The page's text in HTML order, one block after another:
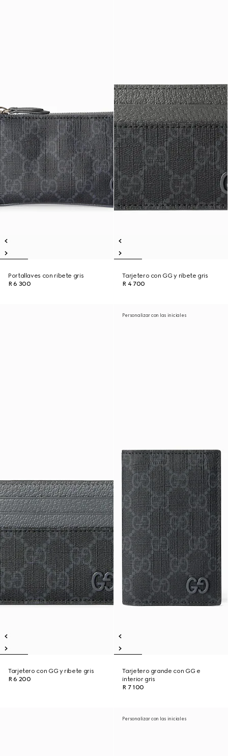
Portallaves con ribete gris
R 6 300
Tarjetero con GG y ribete gris
R 4 700
Tarjetero con GG y ribete gris
R 6 200
Personalizar con las iniciales
Tarjetero grande con GG e
interior gris
R 7 100
Personalizar con las iniciales